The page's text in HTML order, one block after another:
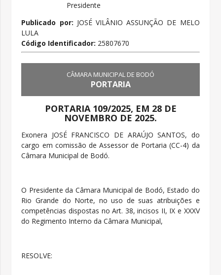
Presidente
Publicado por: JOSÉ VILÂNIO ASSUNÇÃO DE MELO
LULA
Código Identificador: 25807670
CÂMARA MUNICIPAL DE BODÓ
PORTARIA
PORTARIA 109/2025, EM 28 DE
NOVEMBRO DE 2025.
Exonera JOSÉ FRANCISCO DE ARAÚJO SANTOS, do
cargo em comissão de Assessor de Portaria (CC-4) da
Câmara Municipal de Bodó.
O Presidente da Câmara Municipal de Bodó, Estado do
Rio Grande do Norte, no uso de suas atribuições e
competências dispostas no Art. 38, incisos II, IX e XXXV
do Regimento Interno da Câmara Municipal,
RESOLVE: